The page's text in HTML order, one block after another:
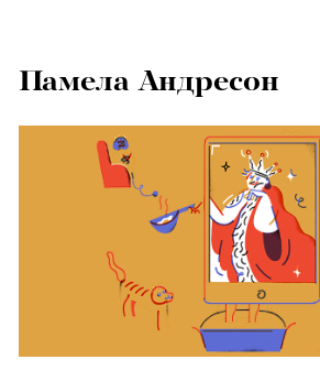
Памела Андресон